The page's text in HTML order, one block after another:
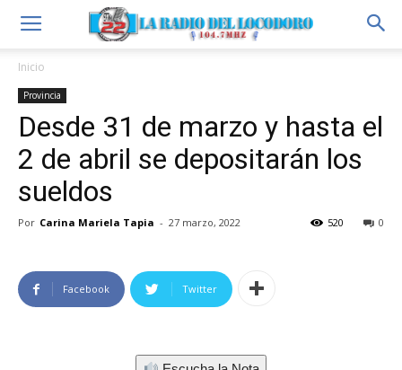
Inicio
Provincia
Desde 31 de marzo y hasta el
2 de abril se depositarán los
sueldos
Por Carina Mariela Tapia - 27 marzo, 2022 0
520
Facebook Twitter